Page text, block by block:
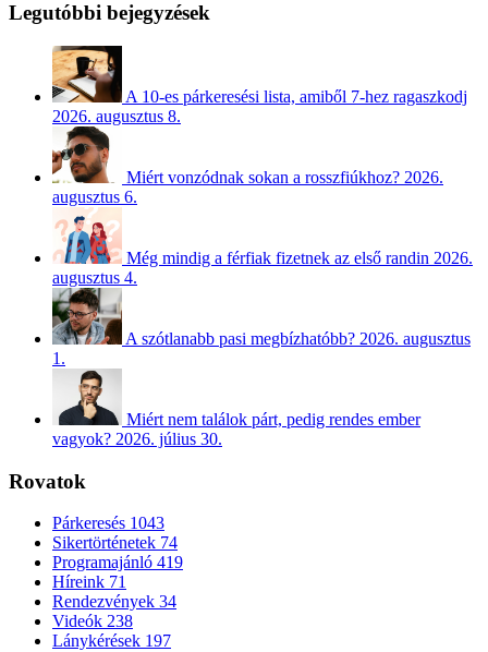
Legutóbbi bejegyzések
A 10-es párkeresési lista, amiből 7-hez ragaszkodj
2026. augusztus 8.
Miért vonzódnak sokan a rosszfiúkhoz? 2026.
augusztus 6.
Még mindig a férfiak fizetnek az első randin 2026.
augusztus 4.
A szótlanabb pasi megbízhatóbb? 2026. augusztus
1.
Miért nem találok párt, pedig rendes ember
vagyok? 2026. július 30.
Rovatok
Párkeresés 1043
Sikertörténetek 74
Programajánló 419
Híreink 71
Rendezvények 34
Videók 238
Lánykérések 197